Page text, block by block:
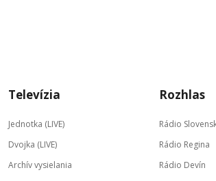
Televízia
Jednotka (LIVE)
Dvojka (LIVE)
Archív vysielania
Rozhlas
Rádio
Rádio Regina
Rádio Devín